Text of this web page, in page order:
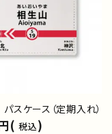
スケース（定期入れ）
( 税込)